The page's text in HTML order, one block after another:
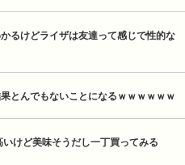
るけどライザは友達って感じで性的な
とんでもないことになるｗｗｗｗｗｗ
けど美味そうだし一丁買ってみる